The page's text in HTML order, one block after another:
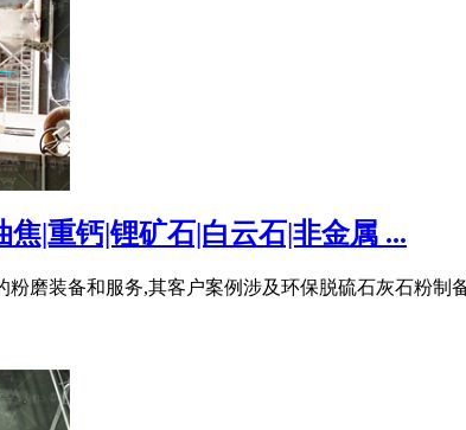
|重钙|锂矿石|白云石|非金属 ...
粉磨装备和服务,其客户案例涉及环保脱硫石灰石粉